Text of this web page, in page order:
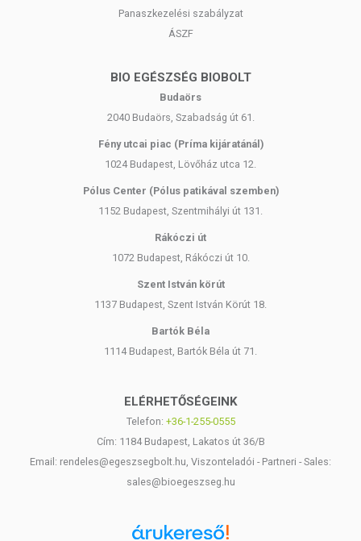
Panaszkezelési szabályzat
ÁSZF
BIO EGÉSZSÉG BIOBOLT
Budaörs
2040 Budaörs, Szabadság út 61.
Fény utcai piac (Príma kijáratánál)
1024 Budapest, Lövőház utca 12.
Pólus Center (Pólus patikával szemben)
1152 Budapest, Szentmihályi út 131.
Rákóczi út
1072 Budapest, Rákóczi út 10.
Szent István körút
1137 Budapest, Szent István Körút 18.
Bartók Béla
1114 Budapest, Bartók Béla út 71.
ELÉRHETŐSÉGEINK
Telefon: +36-1-255-0555
Cím: 1184 Budapest, Lakatos út 36/B
Email: rendeles@egeszsegbolt.hu, Viszonteladói - Partneri - Sales:
sales@bioegeszseg.hu